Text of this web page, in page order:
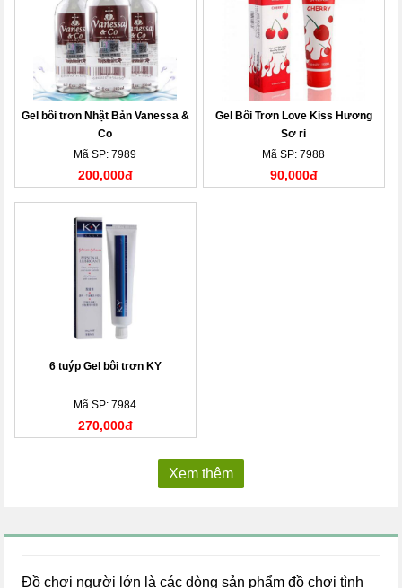
Gel bôi trơn Nhật Bản Vanessa &
Co
Mã SP: 7989
200,000đ
Gel Bôi Trơn Love Kiss Hương
Sơ ri
Mã SP: 7988
90,000đ
6 tuýp Gel bôi trơn KY
Mã SP: 7984
270,000đ
Xem thêm
Đồ chơi người lớn là các dòng sản phẩm đồ chơi tình